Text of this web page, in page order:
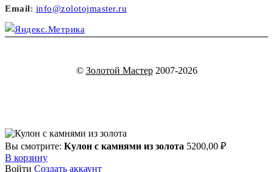
Email: info@zolotojmaster.ru
© Золотой Мастер2007-2026
Вы смотрите: Кулон с камнями из золота 5200,00 ₽
В корзину
Войти Создать аккаунт